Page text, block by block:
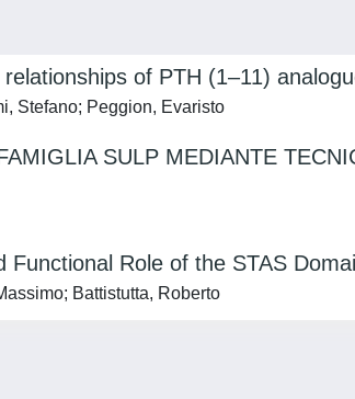
of PTH (1–11)
Stefano; Peggion, Evaristo
SULP MEDIANTE
Role of the STAS
Battistutta, Roberto